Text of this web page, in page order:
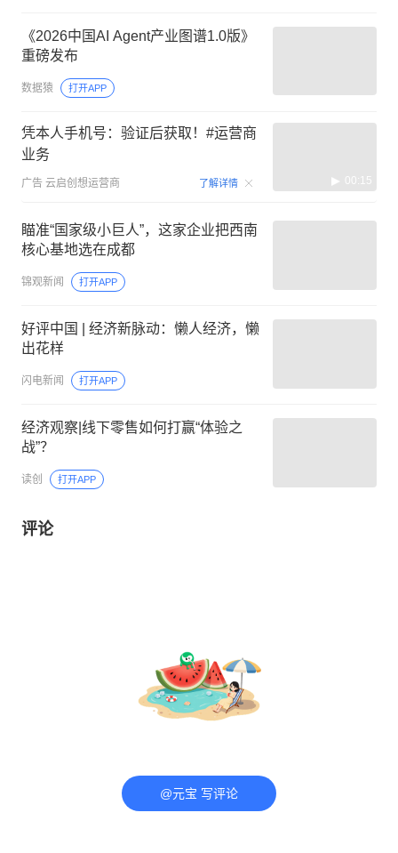
《2026中国AI Agent产业图谱1.0版》
重磅发布
数据猿 打开APP
凭本人手机号：验证后获取！#运营商
业务
广告 云启创想运营商 了解详情 00:15
瞄准“国家级小巨人”，这家企业把西南
核心基地选在成都
锦观新闻 打开APP
好评中国 | 经济新脉动：懒人经济，懒
出花样
闪电新闻 打开APP
经济观察|线下零售如何打赢“体验之
战”？
读创 打开APP
评论
@元宝 写评论